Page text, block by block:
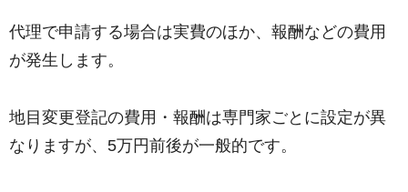
代理で申請する場合は実費のほか、報酬などの費用
が発生します。
地目変更登記の費用・報酬は専門家ごとに設定が異
なりますが、5万円前後が一般的です。